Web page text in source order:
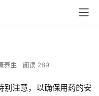
养生 阅读 289
别注意，以确保用药的安